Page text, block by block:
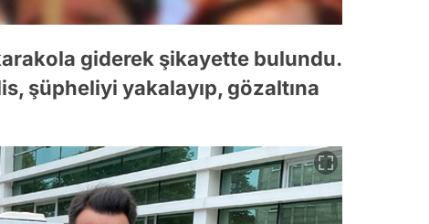
giderek şikayette bulundu.
şüpheliyi yakalayıp, gözaltına